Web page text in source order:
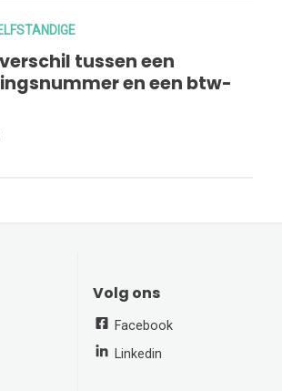
tussen een
en een btw-
Volg ons
Facebook
Linkedin